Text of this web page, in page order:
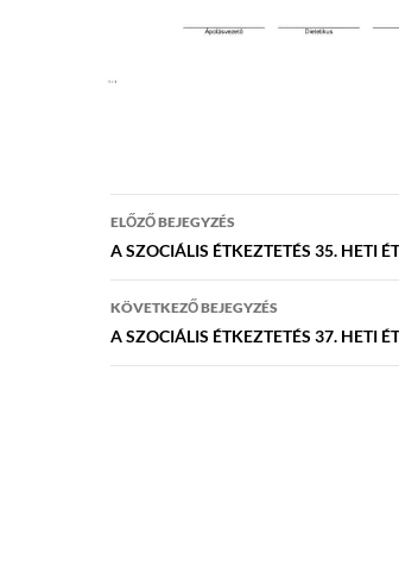
Bejegyzés
navigáció
ELŐZŐ BEJEGYZÉS
A SZOCIÁLIS ÉTKEZTETÉS 35. HETI
KÖVETKEZŐ BEJEGYZÉS
A SZOCIÁLIS ÉTKEZTETÉS 37. HETI